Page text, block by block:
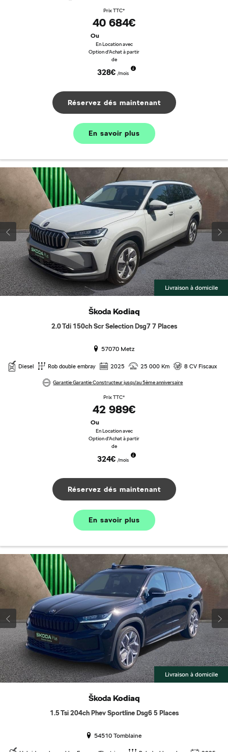
Prix TTC*
40 684€
Ou
En Location avec
Option d'Achat à partir
de
328€ /mois
Réservez dés maintenant
En savoir plus
Livraison à domicile
Škoda Kodiaq
2.0 Tdi 150ch Scr Selection Dsg7 7 Places
57070 Metz
Diesel Rob double embray 2025 25 000 Km 8 CV Fiscaux
Garantie Garantie Constructeur jusqu'au 5ème anniversaire
Prix TTC*
42 989€
Ou
En Location avec
Option d'Achat à partir
de
324€ /mois
Réservez dés maintenant
En savoir plus
Livraison à domicile
Škoda Kodiaq
1.5 Tsi 204ch Phev Sportline Dsg6 5 Places
54510 Tomblaine